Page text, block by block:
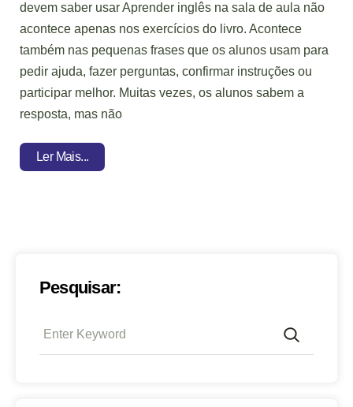
devem saber usar Aprender inglês na sala de aula não
acontece apenas nos exercícios do livro. Acontece
também nas pequenas frases que os alunos usam para
pedir ajuda, fazer perguntas, confirmar instruções ou
participar melhor. Muitas vezes, os alunos sabem a
resposta, mas não
Ler Mais...
Pesquisar: